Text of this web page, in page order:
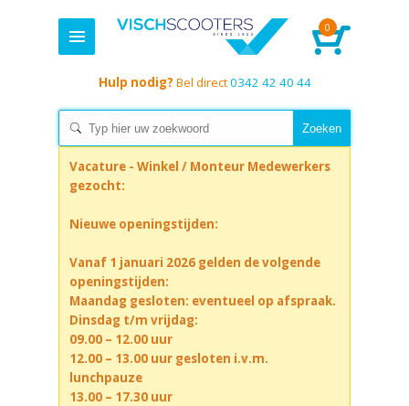
0
Hulp nodig? Bel direct0342 42 40 44
Vacature - Winkel / Monteur Medewerkers
gezocht:
Nieuwe openingstijden:
Vanaf 1 januari 2026 gelden de volgende
openingstijden:
Maandag gesloten: eventueel op afspraak.
Dinsdag t/m vrijdag:
09.00 – 12.00 uur
12.00 – 13.00 uur gesloten i.v.m.
lunchpauze
13.00 – 17.30 uur